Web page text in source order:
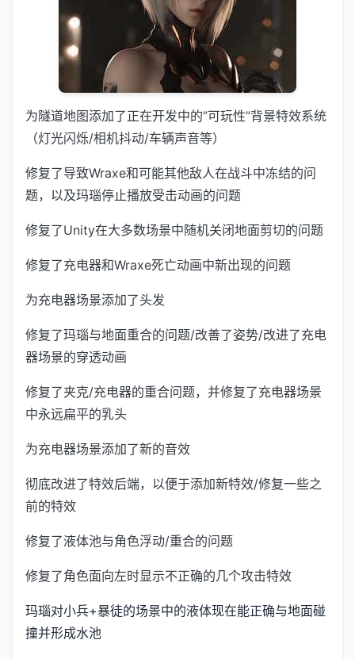
为隧道地图添加了正在开发中的”可玩性”背景特效系统
（灯光闪烁/相机抖动/车辆声音等）
修复了导致Wraxe和可能其他敌人在战斗中冻结的问
题，以及玛瑙停止播放受击动画的问题
修复了Unity在大多数场景中随机关闭地面剪切的问题
修复了充电器和Wraxe死亡动画中新出现的问题
为充电器场景添加了头发
修复了玛瑙与地面重合的问题/改善了姿势/改进了充电
器场景的穿透动画
修复了夹克/充电器的重合问题，并修复了充电器场景
中永远扁平的乳头
为充电器场景添加了新的音效
彻底改进了特效后端，以便于添加新特效/修复一些之
前的特效
修复了液体池与角色浮动/重合的问题
修复了角色面向左时显示不正确的几个攻击特效
玛瑙对小兵+暴徒的场景中的液体现在能正确与地面碰
撞并形成水池